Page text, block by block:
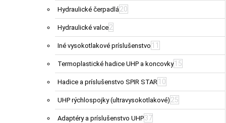
Hydraulické čerpadlá20
Hydraulické valce2
Iné vysokotlakové príslušenstvo 11
Termoplastické hadice UHP a koncovky 15
Hadice a príslušenstvo SPIR STAR 10
UHP rýchlospojky (ultravysokotlakové) 25
Adaptéry a príslušenstvo UHP37